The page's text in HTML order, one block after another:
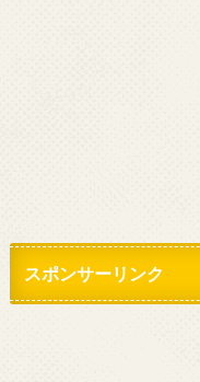
スポンサーリンク